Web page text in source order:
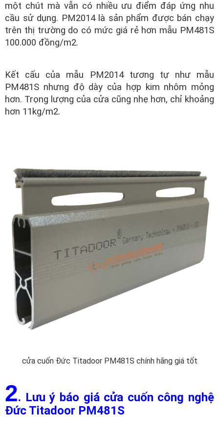
một chút mà vẫn có nhiều ưu điểm đáp ứng nhu
cầu sử dụng. PM2014 là sản phẩm được bán chạy
trên thị trường do có mức giá rẻ hơn mẫu PM481S
100.000 đồng/m2.
Kết cấu của mẫu PM2014 tương tự như mẫu
PM481S nhưng độ dày của hợp kim nhôm mỏng
hơn. Trọng lượng của cửa cũng nhẹ hơn, chỉ khoảng
hơn 11kg/m2.
cửa cuốn Đức Titadoor PM481S chính hãng giá tốt
2. Lưu ý báo giá cửa cuốn công nghệ
Đức Titadoor PM481S